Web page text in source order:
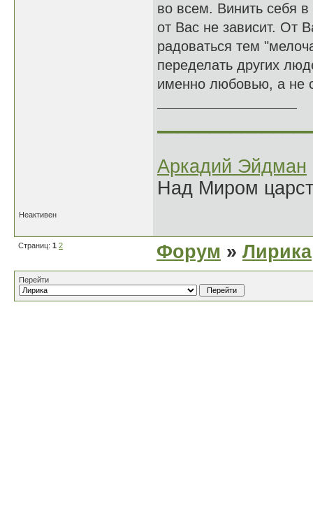
во всем. Винить себя
от Вас не зависит. От
радоваться тем
переделать других
именно любовью, а не
Аркадий Эйдман
Над Миром
Неактивен
Страниц: 1 2 Форум » Лирика
Перейти